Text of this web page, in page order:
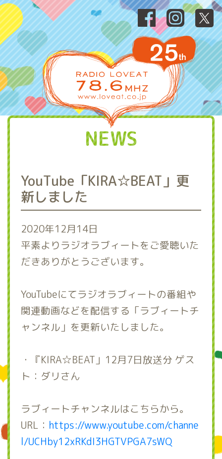
NEWS
YouTube「KIRA☆BEAT」更
新しました
2020年12月14日
平素よりラジオラブィートをご愛聴いた
だきありがとうございます。
YouTubeにてラジオラブィートの番組や
関連動画などを配信する「ラブィートチ
ャンネル」を更新いたしました。
・『KIRA☆BEAT」12月7日放送分 ゲス
ト：ダリさん
ラブィートチャンネルはこちらから。
URL： https://www.youtube.com/channe
l/UCHby12xRKdI3HGTVPGA7sWQ